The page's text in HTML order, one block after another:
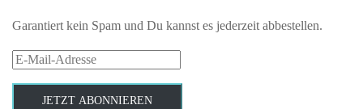
Garantiert kein Spam und Du kannst es jederzeit abbestellen.
E-
Mail-
AdresseJETZT ABONNIEREN